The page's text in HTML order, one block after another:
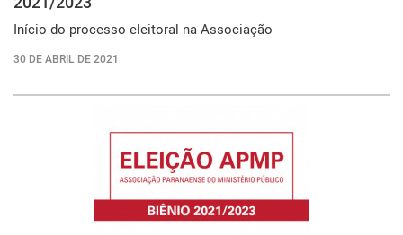
Início do processo eleitoral na Associação
30 DE ABRIL DE 2021